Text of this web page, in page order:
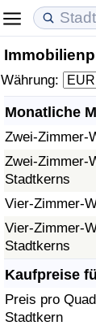
Währung:
Monatliche
Zwei-Zimmer-
Zwei-Zimmer-
Stadtkerns
Vier-Zimmer-
Vier-Zimmer-
Stadtkerns
Kaufpreise
Preis pro
Stadtkern
in Akaba
Kriminalität
Kriminalitäts-